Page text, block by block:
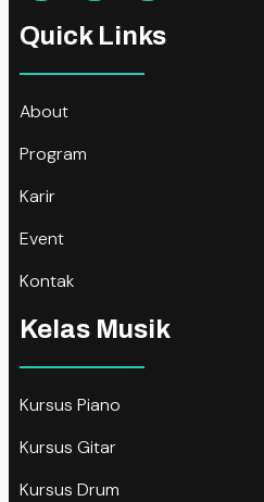
Quick Links
About
Program
Karir
Event
Kontak
Kelas Musik
Kursus Piano
Kursus Gitar
Kursus Drum